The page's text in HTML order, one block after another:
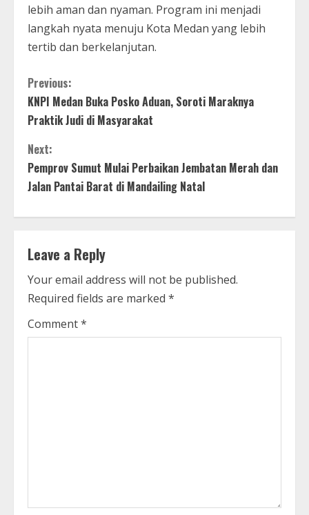
lebih aman dan nyaman. Program ini menjadi
langkah nyata menuju Kota Medan yang lebih
tertib dan berkelanjutan.
C
o
n
t
u
e
R
e
Previous:
KNPI Medan Buka Posko Aduan, Soroti Maraknya
Praktik Judi di Masyarakat
Next:
Pemprov Sumut Mulai Perbaikan Jembatan Merah dan
Jalan Pantai Barat di Mandailing Natal
Leave a Reply
Your email address will not be published.
Required fields are marked *
Comment*